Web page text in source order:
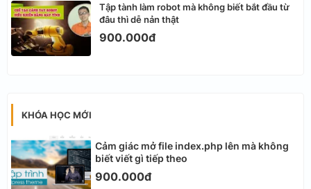
Tập tành làm robot mà không biết bắt đầu từ
đâu thì dễ nản thật
900.000đ
KHÓA HỌC MỚI
Cảm giác mở file index.php lên mà không
biết viết gì tiếp theo
900.000đ